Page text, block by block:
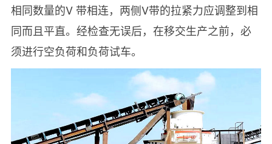
相同数量的V 带相连，两侧V带的拉紧力应调整到相
同而且平直。经检查无误后，在移交生产之前，必
须进行空负荷和负荷试车。